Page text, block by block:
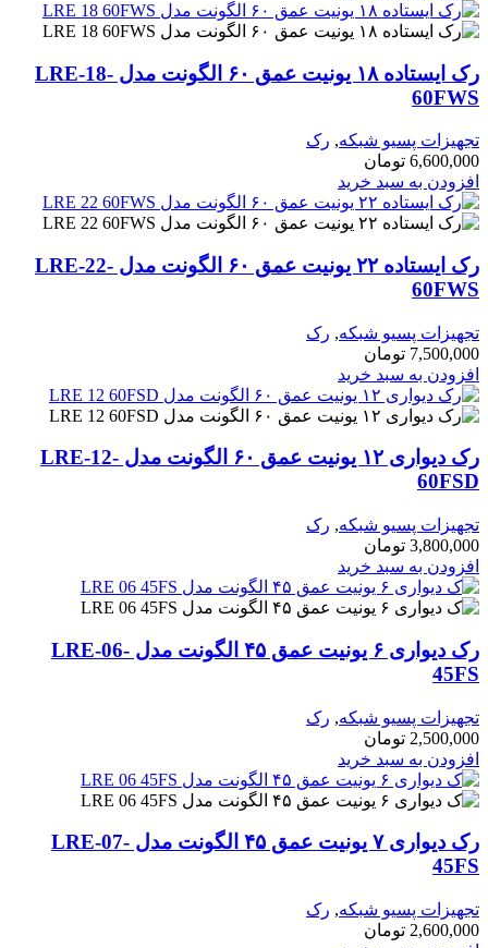
رک ایستاده ۱۸ یونیت عمق ۶۰ الگونت مدل LRE-18-
پسیو شبکه, رک
تومان
به سبد خرید
رک ایستاده ۲۲ یونیت عمق ۶۰ الگونت مدل LRE-22-
پسیو شبکه, رک
تومان
به سبد خرید
رک دیواری ۱۲ یونیت عمق ۶۰ الگونت مدل LRE-12-
پسیو شبکه, رک
تومان
به سبد خرید
رک دیواری ۶ یونیت عمق ۴۵ الگونت مدل LRE-06-
پسیو شبکه, رک
تومان
به سبد خرید
رک دیواری ۷ یونیت عمق ۴۵ الگونت مدل LRE-07-
پسیو شبکه, رک
تومان